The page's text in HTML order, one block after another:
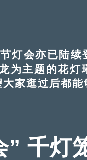
会亦已陆续
为主题的花灯
家逛过后都
” 千灯